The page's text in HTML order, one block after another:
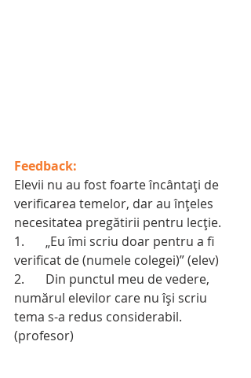
Feedback:
Elevii nu au fost foarte încântați de
verificarea temelor, dar au înțeles
necesitatea pregătirii pentru lecție.
1.	„Eu îmi scriu doar pentru a fi
verificat de (numele colegei)” (elev)
2.	Din punctul meu de vedere,
numărul elevilor care nu își scriu
tema s-a redus considerabil.
(profesor)